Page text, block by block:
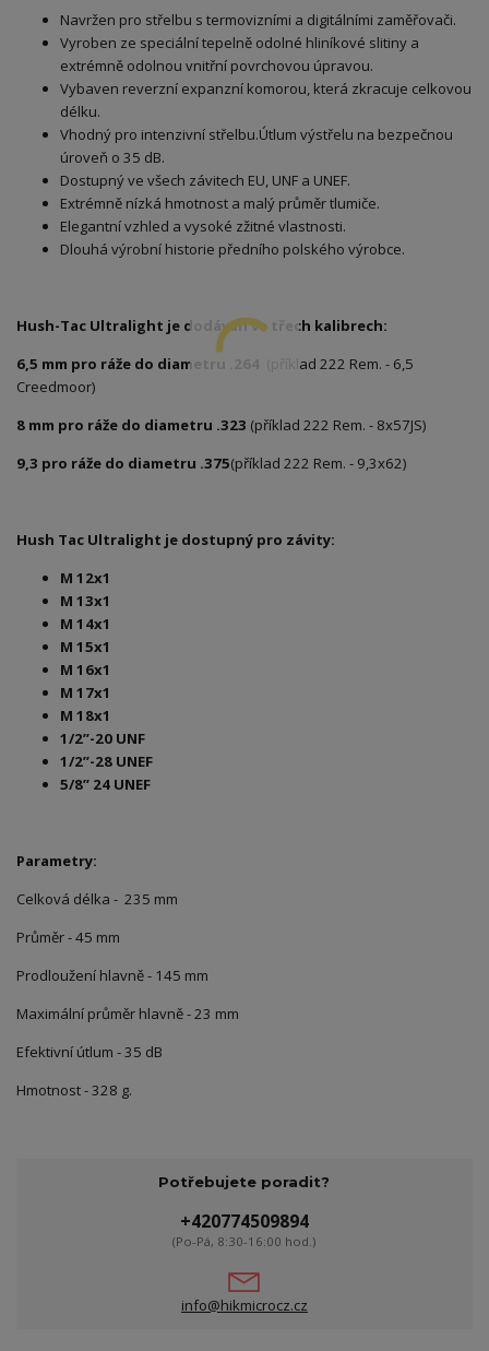
Navržen pro střelbu s termovizními a digitálními zaměřovači.
Vyroben ze speciální tepelně odolné hliníkové slitiny a
extrémně odolnou vnitřní povrchovou úpravou.
Vybaven reverzní expanzní komorou, která zkracuje celkovou
délku.
Vhodný pro intenzivní střelbu.Útlum výstřelu na bezpečnou
úroveň o 35 dB.
Dostupný ve všech závitech EU, UNF a UNEF.
Extrémně nízká hmotnost a malý průměr tlumiče.
Elegantní vzhled a vysoké zžitné vlastnosti.
Dlouhá výrobní historie předního polského výrobce.
Hush-Tac Ultralight je dodáván ve třech kalibrech:
6,5 mm pro ráže do diametru .264
(příklad 222 Rem. - 6,5
Creedmoor)
8 mm pro ráže do diametru .323 (příklad 222 Rem. - 8x57JS)
9,3 pro ráže do diametru .375(příklad 222 Rem. - 9,3x62)
Hush Tac Ultralight je dostupný pro závity:
M 12x1
M 13x1
M 14x1
M 15x1
M 16x1
M 17x1
M 18x1
1/2”-20 UNF
1/2”-28 UNEF
5/8” 24 UNEF
Parametry:
Celková délka - 235 mm
Průměr - 45 mm
Prodloužení hlavně - 145 mm
Maximální průměr hlavně - 23 mm
Efektivní útlum - 35 dB
Hmotnost - 328 g.
Potřebujete poradit?
+420774509894
(Po-Pá, 8:30-16:00 hod.)
info@hikmicrocz.cz